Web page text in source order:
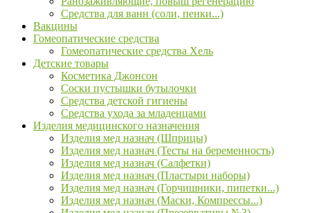
Средства для ванн (соли, пенки...)
Вакцины
Гомеопатические средства
Гомеопатические средства Хель
Детские товары
Косметика Джонсон
Соски пустышки бутылочки
Средства детской гигиены
Средства ухода за младенцами
Изделия медицинского назначения
Изделия мед назнач (Шприцы)
Изделия мед назнач (Тесты на беременность)
Изделия мед назнач (Салфетки)
Изделия мед назнач (Пластыри наборы)
Изделия мед назнач (Горчишники, пипетки...)
Изделия мед назнач (Маски, Компрессы...)